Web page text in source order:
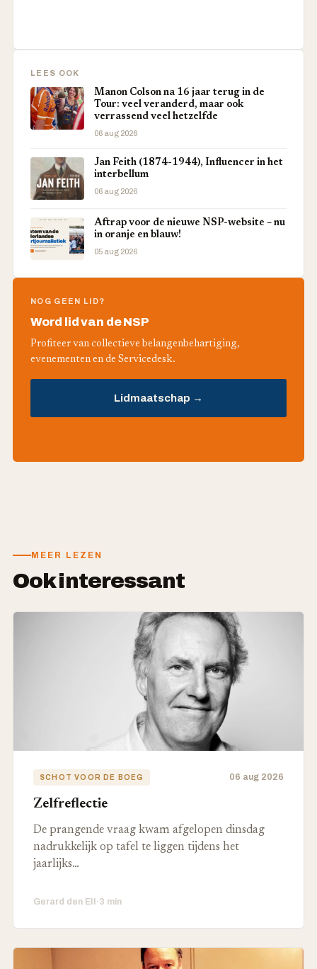
LEES OOK
Manon Colson na 16 jaar terug in de
Tour: veel veranderd, maar ook
verrassend veel hetzelfde
06 aug 2026
Jan Feith (1874-1944), Influencer in het
interbellum
06 aug 2026
Aftrap voor de nieuwe NSP-website – nu
in oranje en blauw!
05 aug 2026
NOG GEEN LID?
Word lid van de NSP
Profiteer van collectieve belangenbehartiging,
evenementen en de Servicedesk.
Lidmaatschap →
MEER LEZEN
Ook interessant
SCHOT VOOR DE BOEG 06 aug 2026
Zelfreflectie
De prangende vraag kwam afgelopen dinsdag
nadrukkelijk op tafel te liggen tijdens het
jaarlijks…
Gerard den Elt·3 min